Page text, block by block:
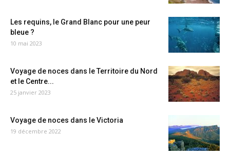
Les requins, le Grand Blanc pour une peur
bleue ?
10 mai 2023
Voyage de noces dans le Territoire du Nord
et le Centre...
25 janvier 2023
Voyage de noces dans le Victoria
19 décembre 2022